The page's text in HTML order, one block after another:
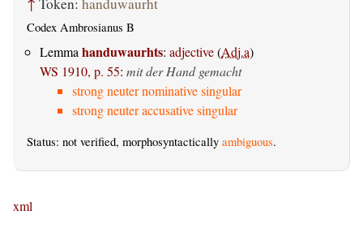
Codex Ambrosianus B
Lemmahanduwaurhts: adjective(Adj.a)
WS 1910, p. 55: mit der Hand gemacht
strong neuter nominative singular
strong neuter accusative singular
Status: not verified, morphosyntactically ambiguous.
xml